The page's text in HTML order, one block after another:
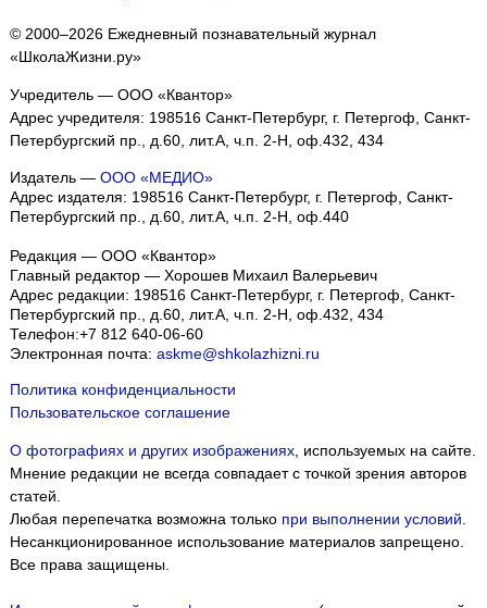
© 2000–2026 Ежедневный познавательный журнал
«ШколаЖизни.ру»
Учредитель — ООО «Квантор»
Адрес учредителя: 198516 Санкт-Петербург, г. Петергоф, Санкт-
Петербургский пр., д.60, лит.А, ч.п. 2-Н, оф.432, 434
Издатель — ООО «МЕДИО»
Адрес издателя: 198516 Санкт-Петербург, г. Петергоф, Санкт-
Петербургский пр., д.60, лит.А, ч.п. 2-Н, оф.440
Редакция — ООО «Квантор»
Главный редактор — Хорошев Михаил Валерьевич
Адрес редакции: 198516 Санкт-Петербург, г. Петергоф, Санкт-
Петербургский пр., д.60, лит.А, ч.п. 2-Н, оф.432, 434
Телефон:+7 812 640-06-60
Электронная почта: askme@shkolazhizni.ru
Политика конфиденциальности
Пользовательское соглашение
О фотографиях и других изображениях, используемых на сайте.
Мнение редакции не всегда совпадает с точкой зрения авторов
статей.
Любая перепечатка возможна только при выполнении условий.
Несанкционированное использование материалов запрещено.
Все права защищены.